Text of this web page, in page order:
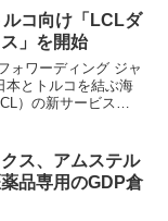
1994年から主要サー
コ向け「LCLダ
」を開始
ォワーディング ジャ
本とトルコを結ぶ海
）の新サービス
スは、従来に比べ輸
ス、アムステル
品専用のGDP倉